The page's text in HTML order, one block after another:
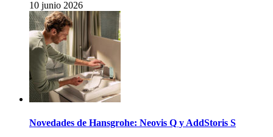
10 junio 2026
Novedades de Hansgrohe: Neovis Q y AddStoris S